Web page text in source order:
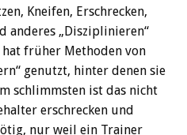
Kneifen, Erschrecken,
anderes „Disziplinieren“
früher Methoden von
genutzt, hinter denen sie
schlimmsten ist das nicht
erschrecken und
nur weil ein Trainer